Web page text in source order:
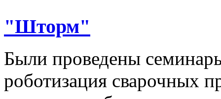
"Шторм"
Были проведены
роботизация сварочных